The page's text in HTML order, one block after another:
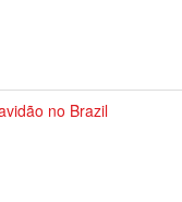
no Brazil